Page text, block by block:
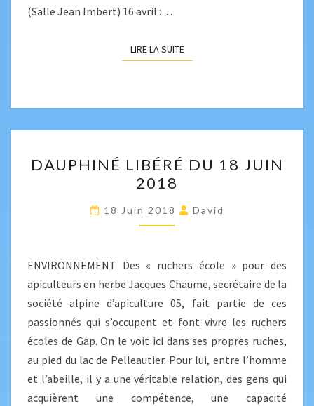
(Salle Jean Imbert) 16 avril :…
LIRE LA SUITELIRE LA SUITE
LIBÉRÉ
DU
18
JUIN
DAUPHINÉ LIBÉRÉ DU 18 JUIN
2018
18 Juin 2018 David
ENVIRONNEMENT Des « ruchers école » pour des
apiculteurs en herbe Jacques Chaume, secrétaire de la
société alpine d’apiculture 05, fait partie de ces
passionnés qui s’occupent et font vivre les ruchers
écoles de Gap. On le voit ici dans ses propres ruches,
au pied du lac de Pelleautier. Pour lui, entre l’homme
et l’abeille, il y a une véritable relation, des gens qui
acquièrent une compétence, une capacité